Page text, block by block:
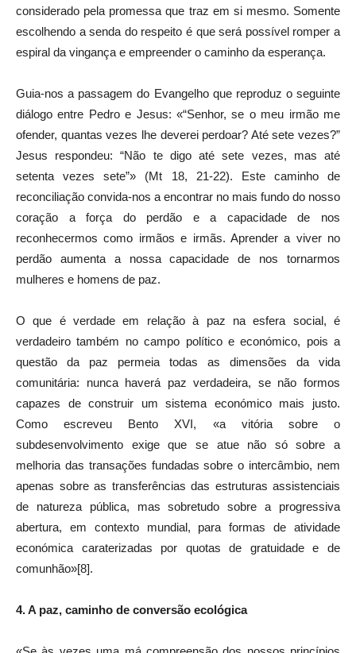
considerado pela promessa que traz em si mesmo. Somente
escolhendo a senda do respeito é que será possível romper a
espiral da vingança e empreender o caminho da esperança.
Guia-nos a passagem do Evangelho que reproduz o seguinte
diálogo entre Pedro e Jesus: «“Senhor, se o meu irmão me
ofender, quantas vezes lhe deverei perdoar? Até sete vezes?”
Jesus respondeu: “Não te digo até sete vezes, mas até
setenta vezes sete”» (Mt 18, 21-22). Este caminho de
reconciliação convida-nos a encontrar no mais fundo do nosso
coração a força do perdão e a capacidade de nos
reconhecermos como irmãos e irmãs. Aprender a viver no
perdão aumenta a nossa capacidade de nos tornarmos
mulheres e homens de paz.
O que é verdade em relação à paz na esfera social, é
verdadeiro também no campo político e económico, pois a
questão da paz permeia todas as dimensões da vida
comunitária: nunca haverá paz verdadeira, se não formos
capazes de construir um sistema económico mais justo.
Como escreveu Bento XVI, «a vitória sobre o
subdesenvolvimento exige que se atue não só sobre a
melhoria das transações fundadas sobre o intercâmbio, nem
apenas sobre as transferências das estruturas assistenciais
de natureza pública, mas sobretudo sobre a progressiva
abertura, em contexto mundial, para formas de atividade
económica caraterizadas por quotas de gratuidade e de
comunhão»[8].
4. A paz, caminho de conversão ecológica